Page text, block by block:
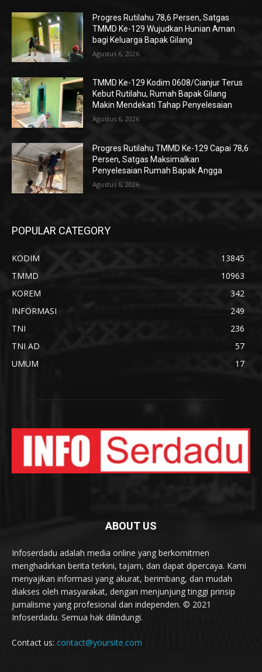
Progres Rutilahu 78,6 Persen, Satgas
TMMD Ke-129 Wujudkan Hunian Aman
bagi Keluarga Bapak Gilang
Agustus 6, 2026
TMMD Ke-129 Kodim 0608/Cianjur Terus
Kebut Rutilahu, Rumah Bapak Gilang
Makin Mendekati Tahap Penyelesaian
Agustus 6, 2026
Progres Rutilahu TMMD Ke-129 Capai 78,6
Persen, Satgas Maksimalkan
Penyelesaian Rumah Bapak Angga
Agustus 6, 2026
POPULAR CATEGORY
KODIM
13845
TMMD
10963
KOREM
342
INFORMASI
249
TNI
236
TNI AD
57
UMUM
17
ABOUT US
Infoserdadu adalah media online yang berkomitmen
menghadirkan berita terkini, tajam, dan dapat dipercaya. Kami
menyajikan informasi yang akurat, berimbang, dan mudah
diakses oleh masyarakat, dengan menjunjung tinggi prinsip
jurnalisme yang profesional dan independen. © 2021
Infoserdadu. Semua hak dilindungi.
Contact us: contact@yoursite.com